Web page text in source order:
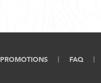
PROMOTIONS FAQ